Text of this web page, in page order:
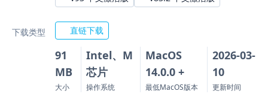
下载类型 直链下载
91
MB
大小
Intel、M
芯片
操作系统
MacOS
14.0.0 +
最低MacOS版本
2026-03-
10
更新时间